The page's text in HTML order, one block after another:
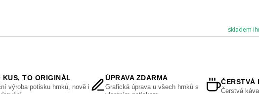
skladem
KUS, TO ORIGINÁL
výroba potisku hrnků, nově i
ÚPRAVA ZDARMA
Grafická úprava u všech hrnků s
ČERSTVÁ
Čerstvá